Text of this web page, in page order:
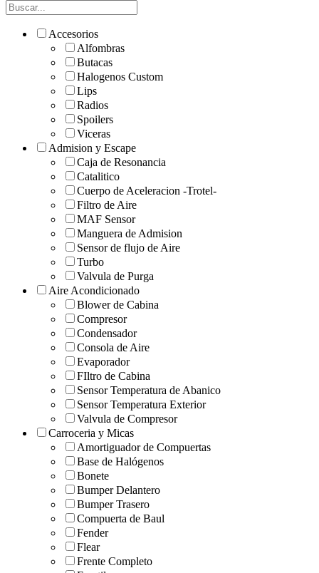
Accesorios
Alfombras
Butacas
Halogenos Custom
Lips
Radios
Spoilers
Viceras
Admision y Escape
Caja de Resonancia
Catalitico
Cuerpo de Aceleracion -Trotel-
Filtro de Aire
MAF Sensor
Manguera de Admision
Sensor de flujo de Aire
Turbo
Valvula de Purga
Aire Acondicionado
Blower de Cabina
Compresor
Condensador
Consola de Aire
Evaporador
FIltro de Cabina
Sensor Temperatura de Abanico
Sensor Temperatura Exterior
Valvula de Compresor
Carroceria y Micas
Amortiguador de Compuertas
Base de Halógenos
Bonete
Bumper Delantero
Bumper Trasero
Compuerta de Baul
Fender
Flear
Frente Completo